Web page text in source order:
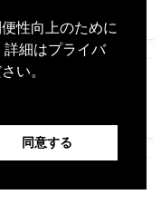
E（ミ）がフラット
、F（ファ）がシャー
性向上のために
細はプライバ
い。
同意する